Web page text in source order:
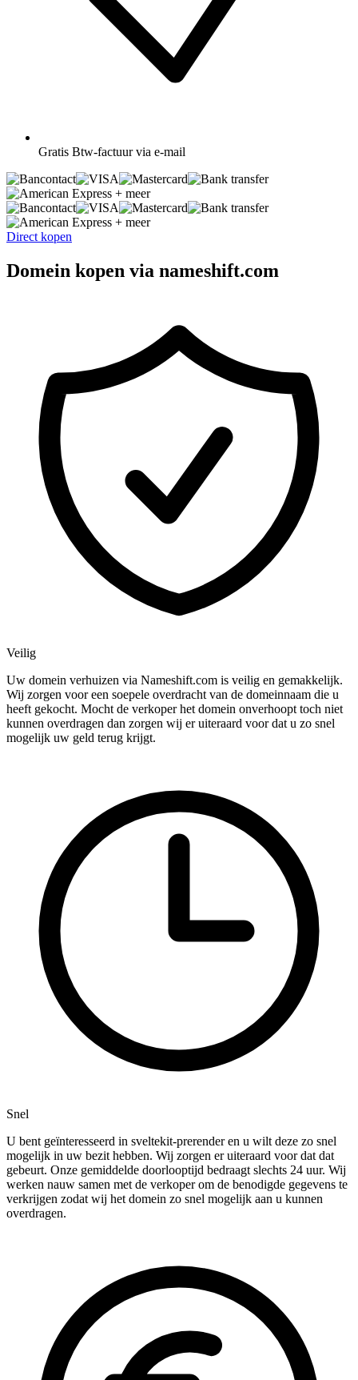
Gratis Btw-factuur via e-mail
+ meer
+ meer
Direct kopen
Domein kopen via nameshift.com
Veilig
Uw domein verhuizen via Nameshift.com is veilig en gemakkelijk.
Wij zorgen voor een soepele overdracht van de domeinnaam die u
heeft gekocht. Mocht de verkoper het domein onverhoopt toch niet
kunnen overdragen dan zorgen wij er uiteraard voor dat u zo snel
mogelijk uw geld terug krijgt.
Snel
U bent geïnteresseerd in sveltekit-prerender en u wilt deze zo snel
mogelijk in uw bezit hebben. Wij zorgen er uiteraard voor dat dat
gebeurt. Onze gemiddelde doorlooptijd bedraagt slechts 24 uur. Wij
werken nauw samen met de verkoper om de benodigde gegevens te
verkrijgen zodat wij het domein zo snel mogelijk aan u kunnen
overdragen.